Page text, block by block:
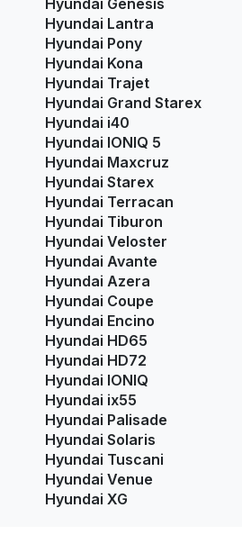
Hyundai Lantra
Hyundai Pony
Hyundai Kona
Hyundai Trajet
Hyundai Grand Starex
Hyundai i40
Hyundai IONIQ 5
Hyundai Maxcruz
Hyundai Starex
Hyundai Terracan
Hyundai Tiburon
Hyundai Veloster
Hyundai Avante
Hyundai Azera
Hyundai Coupe
Hyundai Encino
Hyundai HD65
Hyundai HD72
Hyundai IONIQ
Hyundai ix55
Hyundai Palisade
Hyundai Solaris
Hyundai Tuscani
Hyundai Venue
Hyundai XG